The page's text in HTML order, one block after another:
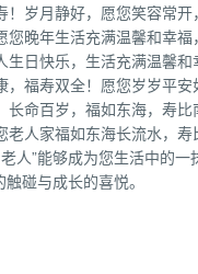
岁月静好，愿您笑容常开
晚年生活充满温馨和幸福
日快乐，生活充满温馨和
福寿双全！愿您岁岁平安
命百岁，福如东海，寿比
人家福如东海长流水，寿
人”能够成为您生活中的
碰与成长的喜悦。